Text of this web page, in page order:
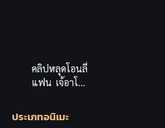
คลิปหลุดโอนลี่
แฟน เจ้อาโฮลิ
เสียงคราง
ประเภทอนิเมะ